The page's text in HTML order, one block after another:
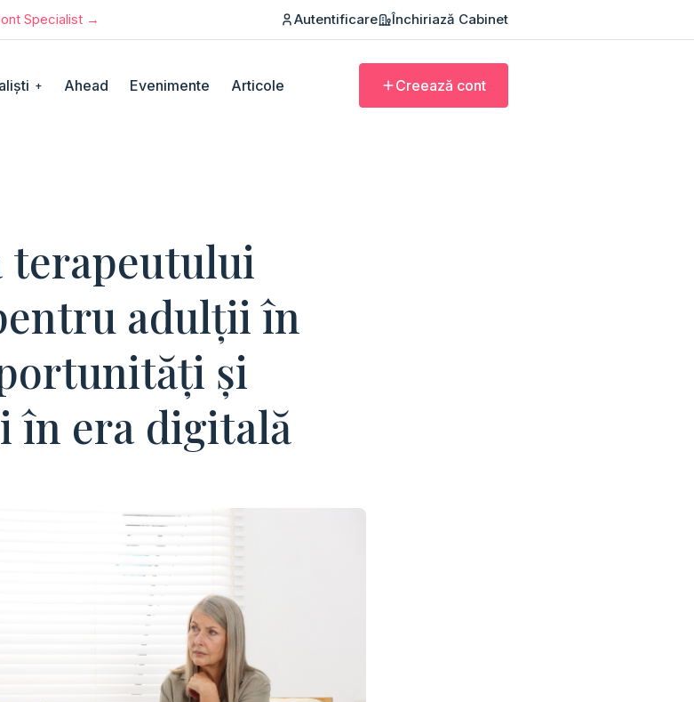
Specialist → Autentificare Închiriază Cabinet
+ Ahead Evenimente Articole Creează cont
terapeutului
adulții în
și
în era digitală